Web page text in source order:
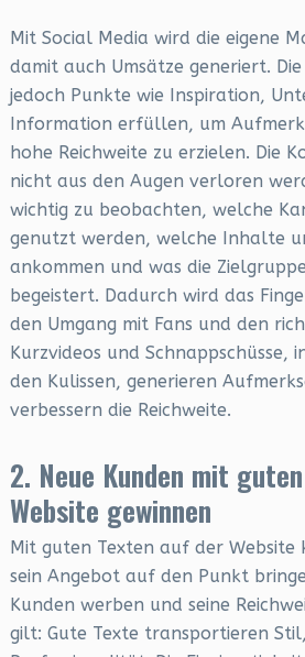
Mit Social Media wird die eigene
damit auch Umsätze generiert. Die
jedoch Punkte wie Inspiration,
Information erfüllen, um
hohe Reichweite zu erzielen. Die
nicht aus den Augen verloren
wichtig zu beobachten, welche
genutzt werden, welche Inhalte
ankommen und was die
begeistert. Dadurch wird das
den Umgang mit Fans und den
Kurzvideos und Schnappschüsse,
den Kulissen, generieren
verbessern die Reichweite.
2. Neue Kunden mit
Website gewinnen
Mit guten Texten auf der
sein Angebot auf den Punkt
Kunden werben und seine
gilt: Gute Texte transportieren